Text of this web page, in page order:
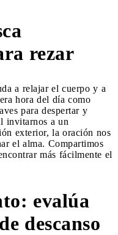
rezar
a relajar el cuerpo y a
hora del día como
para despertar y
invitarnos a un
exterior, la oración nos
el alma. Compartimos
más fácilmente el
evalúa
descanso